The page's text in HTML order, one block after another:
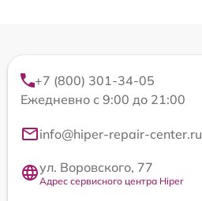
+7 (800) 301-34-05
Ежедневно с 9:00 до 21:00
info@hiper-repair-center.ru
ул. Воровского, 77
Адрес сервисного центра Hiper